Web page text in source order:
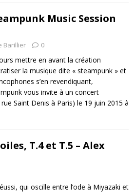
Music Session
Barillier 0
mettre en avant la création
la musique dite « steampunk » et
s’en revendiquant,
vous invite à un concert
Saint Denis à Paris) le 19 juin 2015 à
T.4 et T.5 – Alex
qui oscille entre l’ode à Miyazaki et